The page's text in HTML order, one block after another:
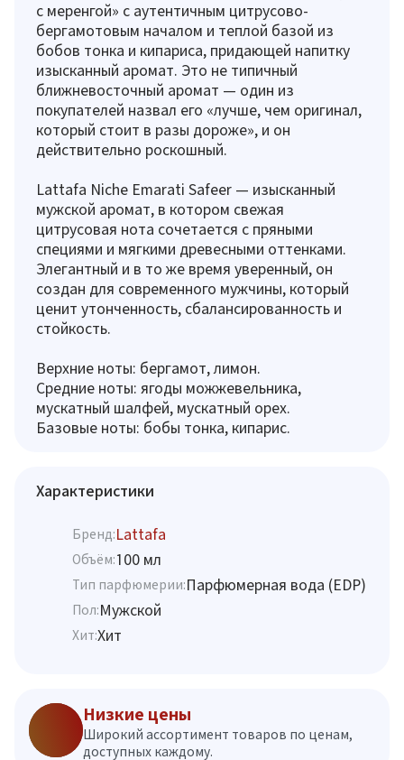
с меренгой» с аутентичным цитрусово-
бергамотовым началом и теплой базой из
бобов тонка и кипариса, придающей напитку
изысканный аромат. Это не типичный
ближневосточный аромат — один из
покупателей назвал его «лучше, чем оригинал,
который стоит в разы дороже», и он
действительно роскошный.
Lattafa Niche Emarati Safeer — изысканный
мужской аромат, в котором свежая
цитрусовая нота сочетается с пряными
специями и мягкими древесными оттенками.
Элегантный и в то же время уверенный, он
создан для современного мужчины, который
ценит утонченность, сбалансированность и
стойкость.
Верхние ноты: бергамот, лимон.
Средние ноты: ягоды можжевельника,
мускатный шалфей, мускатный орех.
Базовые ноты: бобы тонка, кипарис.
Характеристики
Бренд:Lattafa
Объём:100 мл
Тип парфюмерии:Парфюмерная вода (EDP)
Пол:Мужской
Хит:Хит
Низкие цены
Широкий ассортимент товаров по ценам,
доступных каждому.